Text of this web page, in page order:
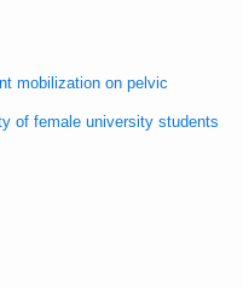
mobilization on pelvic
of female university students